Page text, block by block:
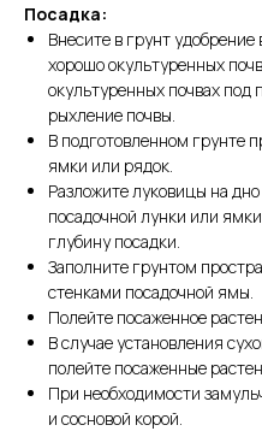
Посадка:
Внесите в грунт
хорошо окультуренных
окультуренных почвах под
рыхление почвы.
В подготовленном грунте
ямки или рядок.
Разложите луковицы на
посадочной лунки или
глубину посадки.
Заполните грунтом
стенками посадочной ямы.
Полейте посаженное
В случае установления
полейте посаженные
При необходимости
и сосновой корой.